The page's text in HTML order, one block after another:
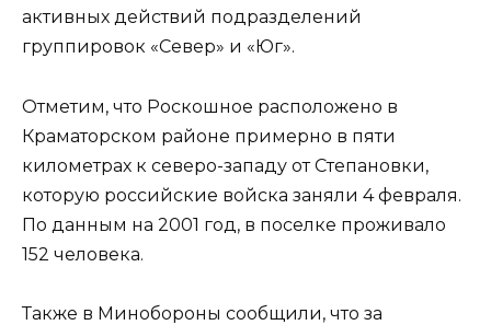
активных действий подразделений
группировок «Север» и «Юг».
Отметим, что Роскошное расположено в
Краматорском районе примерно в пяти
километрах к северо-западу от Степановки,
которую российские войска заняли 4 февраля.
По данным на 2001 год, в поселке проживало
152 человека.
Также в Минобороны сообщили, что за